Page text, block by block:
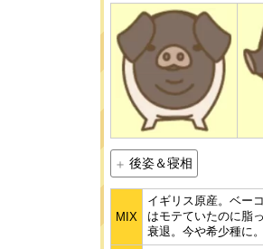
後姿＆寝相
MIX
イギリス原産。ベー
はモテていたのに脂
衰退。今や希少種に。